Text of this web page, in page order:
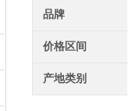
品牌
价格区间
产地类别